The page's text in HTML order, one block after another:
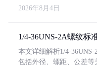
2026年8月4日
1/4-36UNS-2A螺纹标
本文详细解析1/4-
包括外径、螺距、公差